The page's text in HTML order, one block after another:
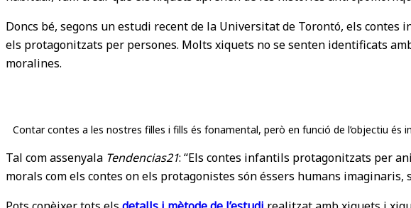
Doncs bé, segons un estudi recent de la Universitat de Torontó, els
els protagonitzats per persones. Molts xiquets no se senten identificats
moralines.
Contar contes a les nostres filles i fills és fonamental, però en funció de l’objectiu
Tal com assenyala Tendencias21: “Els contes infantils protagonitzats per
morals com els contes on els protagonistes són éssers humans imaginaris,